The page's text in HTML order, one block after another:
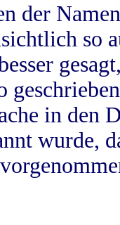
der
so
in
wurde,